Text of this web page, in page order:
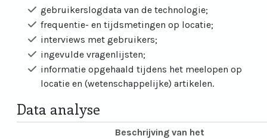
gebruikerslogdata van de technologie;
frequentie- en tijdsmetingen op locatie;
interviews met gebruikers;
ingevulde vragenlijsten;
informatie opgehaald tijdens het meelopen op
locatie en (wetenschappelijke) artikelen.
Data analyse
Beschrijving van het